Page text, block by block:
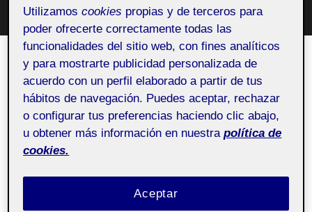
Alternar
el
menú
móvil
campo
de
Pràctica 1: Procés, mètodes i
espai personal
18 OCTUBRE, 2021 / SIN COMENTARIOS
Disseny centrat en les
Utilizamoscookies propias y de terceros para
poder ofrecerte correctamente todas las
funcionalidades del sitio web, con fines analíticos
y para mostrarte publicidad personalizada de
acuerdo con un perfil elaborado a partir de tus
hábitos de navegación. Puedes aceptar, rechazar
o configurar tus preferencias haciendo clic abajo,
u obtener más información en nuestra política de
cookies.
Aceptar